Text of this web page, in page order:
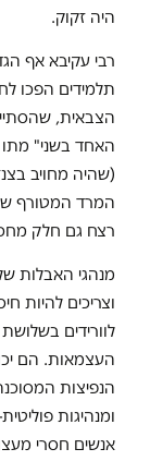
היה זקוק.
רבי עקיבא אף
תלמידים הפכו
הצבאית,
האחד בשני"
(שהיה מחויב
המרד המטורף
רצח גם חלק
מנהגי האבלות
וצריכים להיות
לוורידים
העצמאות. הם
הנפיצות
ומנהיגות
אנשים חסרי